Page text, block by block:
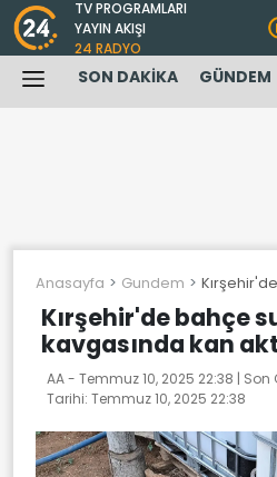
TV PROGRAMLARI
YAYIN AKIŞI
24 RADYO
SON DAKİKA GÜNDEM
Anasayfa Gundem
Kırşehir'de bahçe
kavgasında kan
AA - Temmuz 10, 2025 22:38 | Son
Tarihi: Temmuz 10, 2025 22:38